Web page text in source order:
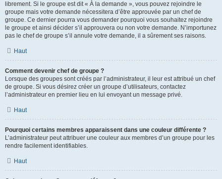
librement. Si le groupe est dit « À la demande », vous pouvez rejoindre le
groupe mais votre demande nécessitera d’être approuvée par un chef de
groupe. Ce dernier pourra vous demander pourquoi vous souhaitez rejoindre
le groupe et ainsi décider s’il approuvera ou non votre demande. N’importunez
pas le chef de groupe s’il annule votre demande, il a sûrement ses raisons.
Haut
Comment devenir chef de groupe ?
Lorsque des groupes sont créés par l’administrateur, il leur est attribué un chef
de groupe. Si vous désirez créer un groupe d’utilisateurs, contactez
l’administrateur en premier lieu en lui envoyant un message privé.
Haut
Pourquoi certains membres apparaissent dans une couleur différente ?
L’administrateur peut attribuer une couleur aux membres d’un groupe pour les
rendre facilement identifiables.
Haut